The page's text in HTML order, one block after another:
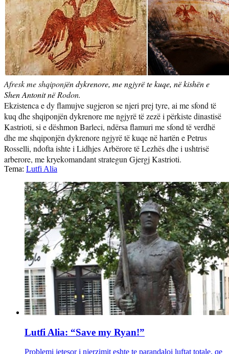
Afresk me shqiponjën dykrenore, me ngjyrëte kuqe, nëkishën e
Shen Antonit nëRodon.
Ekzistenca e dy flamujve sugjeron se njeri prej tyre, ai me sfond të
kuq dhe shqiponjën dykrenore me ngjyrëtë zezëi përkiste dinastisë
Kastrioti, si e dëshmon Barleci, ndërsa flamuri me sfond tëverdhë
dhe me shqiponjën dykrenore ngjyrëtëkuqe nëhartën e Petrus
Rosselli, ndofta ishte i Lidhjes Arbërore tëLezhës dhe i ushtrisë
arberore, me kryekomandant strategun Gjergj Kastrioti.
Tema: Lutfi Alia
Lutfi Alia: “Save my Ryan!”
Problemi jetesor i njerzimit eshte te parandaloi luftat totale, qe